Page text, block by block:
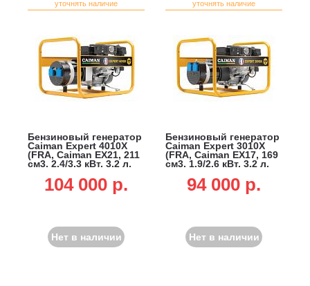
уточнять наличие
Бензиновый генератор
Caiman Expert 4010X
(FRA, Caiman EX21, 211
см3, 2.4/3.3 кВт, 3.2 л,
104 000 p.
Нет в наличии
уточнять наличие
Бензиновый генератор
Caiman Expert 3010X
(FRA, Caiman EX17, 169
см3, 1.9/2.6 кВт, 3.2 л,
94 000 p.
Нет в наличии